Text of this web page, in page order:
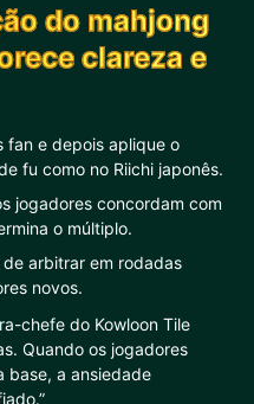
do mahjong
clareza e
fan e depois aplique o
fu como no Riichi japonês.
jogadores concordam com
o múltiplo.
arbitrar em rodadas
novos.
chefe do Kowloon Tile
Quando os jogadores
base, a ansiedade